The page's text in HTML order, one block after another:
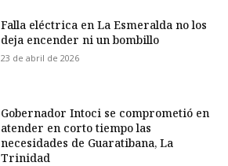
Falla eléctrica en La Esmeralda no los
deja encender ni un bombillo
23 de abril de 2026
Gobernador Intoci se comprometió en
atender en corto tiempo las
necesidades de Guaratibana, La
Trinidad